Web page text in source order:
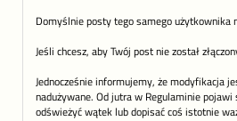
Domyślnie posty tego samego użytkownika
Jeśli chcesz, aby Twój post nie został
Jednocześnie informujemy, że modyfikacja
nadużywane. Od jutra w Regulaminie
odświeżyć wątek lub dopisać coś istotnie